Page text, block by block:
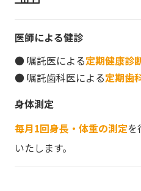
医師による健診
● 嘱託医による定期健康診
● 嘱託歯科医による定期歯
身体測定
毎月1回身長・体重の測定を
いたします。